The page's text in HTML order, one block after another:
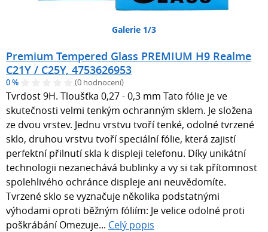
Galerie 1/3
Premium Tempered Glass PREMIUM H9 Realme
C21Y / C25Y, 4753626953
0 % (0 hodnocení)
Tvrdost 9H. Tloušťka 0,27 - 0,3 mm Tato fólie je ve
skutečnosti velmi tenkým ochranným sklem. Je složena
ze dvou vrstev. Jednu vrstvu tvoří tenké, odolné tvrzené
sklo, druhou vrstvu tvoří speciální fólie, která zajistí
perfektní přilnutí skla k displeji telefonu. Díky unikátní
technologii nezanechává bublinky a vy si tak přítomnost
spolehlivého ochránce displeje ani neuvědomíte.
Tvrzené sklo se vyznačuje několika podstatnými
výhodami oproti běžným fóliím: Je velice odolné proti
poškrábání Omezuje... Celý popis